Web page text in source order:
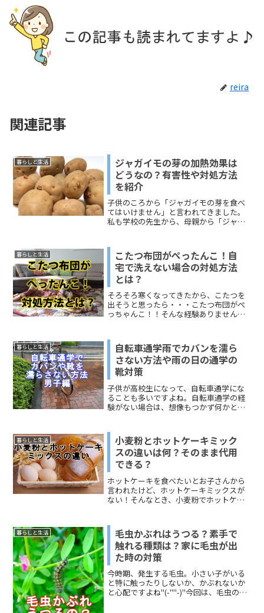
reira
関連記事
暮らしと生活
ジャガイモの芽の加熱効果は
どうなの？有害性や対処方法
を紹介
子供のころから「ジャガイモの芽を食べ
てはいけません」と言われてきました。
私も学校の先生から、母親から「ジャガ
から」子供の頃の私は安易に「おなか痛
くなる程度でしょ」くらい...
暮らしと生活
こたつ布団がぺったんこ！自
宅で洗えない場合の対処方法
とは？
そろそろ寒くなってきたから、こたつを
出そうと思ったら・・・こたつ布団がぺ
っちゃんこ！！そんな経験ありません
介します！本当に怖い布団のダニ対策こ
たつ布団がぺちゃんこになる...
暮らしと生活
自転車通学雨でカバンを濡ら
さない方法や雨の日の通学の
靴対策
子供が高校生になって、自転車通学にな
ることも多いですよね。自転車通学の経
験がない場合は、想像もつかず何かと心
ないための対策です。レイングッズは、
このページでは男子向けに...
暮らしと生活
小麦粉とホットケーキミック
スの違いは何？そのまま代用
できる？
ホットケーキを食べたいとお子さんから
言われたけど、ホットケーキミックスが
ない！そんなとき、小麦粉でホットケー
ホットケーキミックスの違いは何？」と
「小麦粉でホットケーキミックスの代用
できる？」です。小麦粉を使ってホット
ケーキを作りたいと思っている人は、ど
うぞ参考にしてください。
暮らしと生活
毛虫かぶれはうつる？素手で
触れる種類は？家に毛虫が出
た時の対策
今時期、発生する毛虫。小さい子がいる
と特に触ったりしないか、かぶれないか
と心配ですよね"(-""-)"今回は、毛虫の毒